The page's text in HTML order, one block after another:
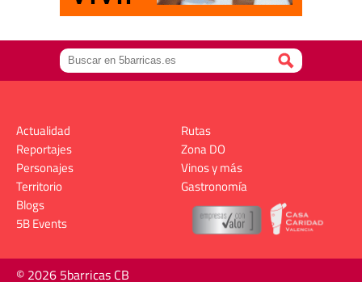
Actualidad
Reportajes
Personajes
Territorio
Rutas
Zona DO
Vinos y más
Gastronomía
Blogs
5B Events
© 2026 5barricas CB